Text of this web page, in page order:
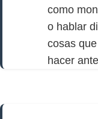
como
o hablar
cosas
hacer